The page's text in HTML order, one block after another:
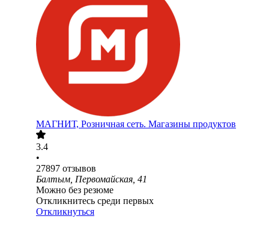
МАГНИТ, Розничная сеть. Магазины продуктов
3.4
•
27897 отзывов
Балтым, Первомайская, 41
Можно без резюме
Откликнитесь среди первых
Откликнуться